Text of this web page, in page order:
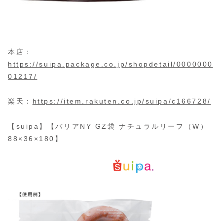
本店：
https://suipa.package.co.jp/shopdetail/0000000
01217/
楽天： https://item.rakuten.co.jp/suipa/c166728/
【suipa】【バリアNY GZ袋 ナチュラルリーフ（W）
88×36×180】